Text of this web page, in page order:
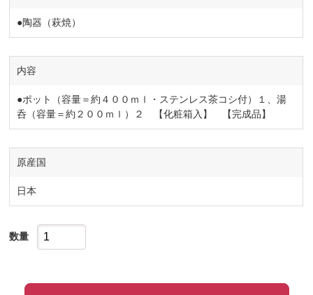
●陶器（萩焼）
内容
●ポット（容量＝約４００ｍｌ・ステンレス茶コシ付）１、湯
呑（容量＝約２００ｍｌ）２ 【化粧箱入】 【完成品】
原産国
日本
数量